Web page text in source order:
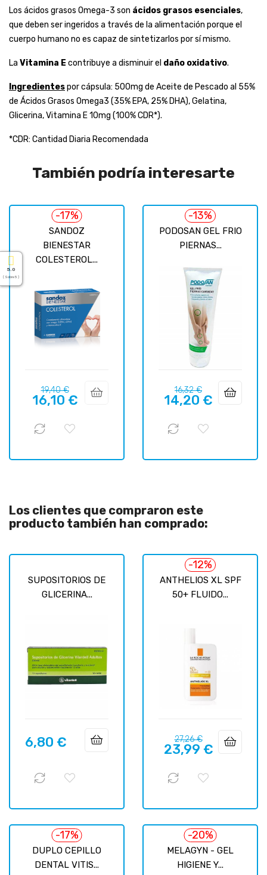
Los ácidos grasos Omega-3 son ácidos grasos esenciales,
que deben ser ingeridos a través de la alimentación porque el
cuerpo humano no es capaz de sintetizarlos por sí mismo.
La Vitamina E contribuye a disminuir el daño oxidativo.
Ingredientespor cápsula: 500mg de Aceite de Pescado al 55%
de Ácidos Grasos Omega3 (35% EPA, 25% DHA), Gelatina,
Glicerina, Vitamina E 10mg (100% CDR*).
*CDR: Cantidad Diaria Recomendada
También podría interesarte
SANDOZ
BIENESTAR
COLESTEROL...
-17%
Precio
regular
19,40 €Precio
16,10 €
PODOSAN GEL FRIO
PIERNAS...
-13%
Precio
regular
16,32 €Precio
14,20 €
Los clientes que compraron este
producto también han comprado:
SUPOSITORIOS DE
GLICERINA...
Precio
6,80 €
ANTHELIOS XL SPF
50+ FLUIDO...
-12%
Precio
regular
27,26 €Precio
23,99 €
DUPLO CEPILLO
DENTAL VITIS...
-17%
MELAGYN - GEL
HIGIENE Y...
-20%
5.0
( Sobre 5 )